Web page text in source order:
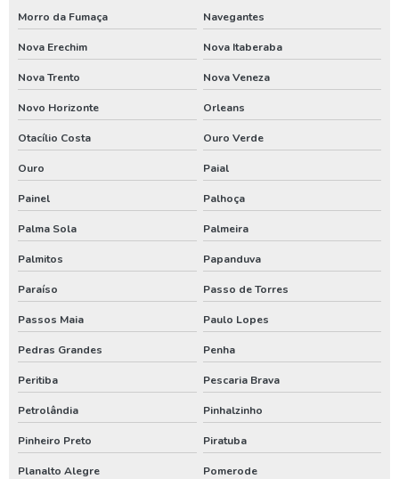
Assistencia de bomba de poço no parana
Conserto de poço artesiano em santa catarina
Conserto de poço artesiano no parana
Manutenção de bomba de poço em santa catarina
Manutenção de bomba de poço no paraná
Manutenção de bomba submersa em santa catarina
Manutenção de bomba submersa no paraná
Perfurador de poço em santa catarina
Perfurador de poço no parana
Perfurador de poço no rio grande do sul
Perfuração de poço em santa catarina
Perfuração de poço no parana
Valor de poço artesiano em santa catarina
Morro da Fumaça Navegantes
Nova Erechim Nova Itaberaba
Nova Trento Nova Veneza
Novo Horizonte Orleans
Otacílio Costa Ouro Verde
Ouro Paial
Painel Palhoça
Palma Sola Palmeira
Palmitos Papanduva
Paraíso Passo de Torres
Passos Maia Paulo Lopes
Pedras Grandes Penha
Peritiba Pescaria Brava
Petrolândia Pinhalzinho
Pinheiro Preto Piratuba
Planalto Alegre Pomerode